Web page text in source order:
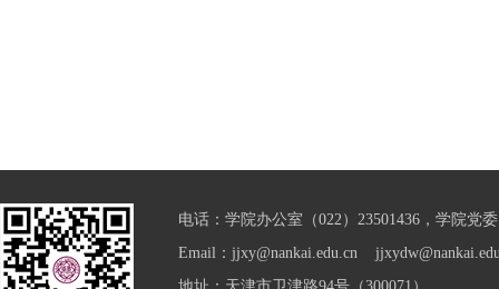
电话：学院办公室（022）23501436，学院党
Email：jjxy@nankai.edu.cn